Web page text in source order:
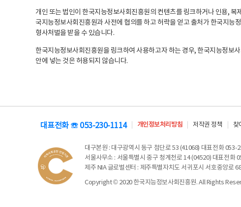
개인 또는 법인이 한국지능정보사회진흥원의 컨텐츠를 링크하거나 인용,
국지능정보사회진흥원과 사전에 협의를 하고 허락을 얻고 출처가 한국지능
형사처벌을 받을 수 있습니다.
한국지능정보사회진흥원을 링크하여 사용하고자 하는 경우, 한국지능정보
안에 넣는 것은 허용되지 않습니다.
대표전화 ☏ 053-230-1114 개인정보처리방침 저작권 정책 찾
대구본원 : 대구광역시 동구 첨단로 53 (41068) 대표전화 053-
서울사무소 : 서울특별시 중구 청계천로 14 (04520) 대표전화
제주 NIA 글로벌센터 : 제주특별자치도 서귀포시 서호중앙로
Copyright © 2020 한국지능정보사회진흥원. All Rights